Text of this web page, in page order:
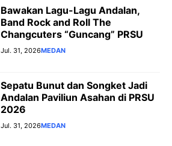
Bawakan Lagu-Lagu Andalan,
Band Rock and Roll The
Changcuters “Guncang” PRSU
Jul. 31, 2026MEDAN
Sepatu Bunut dan Songket Jadi
Andalan Paviliun Asahan di PRSU
2026
Jul. 31, 2026MEDAN